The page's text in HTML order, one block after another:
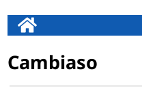
Cambiaso